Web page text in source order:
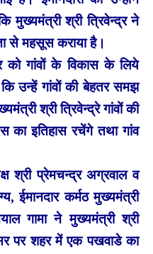
मुख्यमंत्री श्री त्रिवेन्द्र ने
से महसूस कराया है।
को गांवों के विकास के लिये
कि उन्हें गांवों की बेहतर समझ
श्री त्रिवेन्द्रे गांवों की
का इतिहास रचेंगे तथा गांव
श्री प्रेमचन्द्र अग्रवाल व
ईमानदार कर्मठ मुख्यमंत्री
गामा ने मुख्यमंत्री श्री
पर शहर में एक पखवाडे का